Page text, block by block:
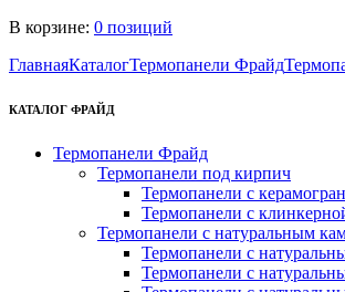
В корзине: 0 позиций
ГлавнаяКаталогТермопанели Фрайд
КАТАЛОГ ФРАЙД
Термопанели Фрайд
Термопанели под кирпич
Термопанели с
Термопанели с
Термопанели с натуральным
Термопанели с
Термопанели с